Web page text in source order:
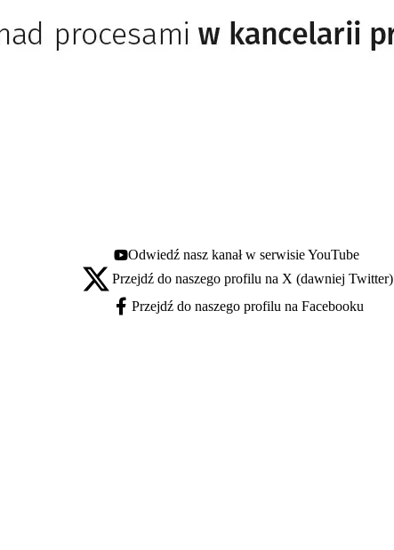
Youtube - otwiera się w nowej karcie
Odwiedź nasz kanał w serwisie YouTube
X - otwiera się w nowej karcie
Przejdź do naszego profilu na X (dawniej Twitter)
Facebook - otwiera się w nowej karcie
Przejdź do naszego profilu na Facebooku